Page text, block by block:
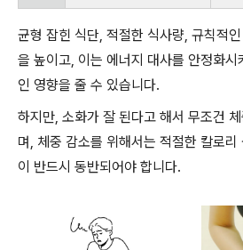
균형 잡힌 식단, 적절한 식사량, 규칙적
을 높이고, 이는 에너지 대사를 안정화시
인 영향을 줄 수 있습니다.
하지만, 소화가 잘 된다고 해서 무조건
며, 체중 감소를 위해서는 적절한 칼로
이 반드시 동반되어야 합니다.